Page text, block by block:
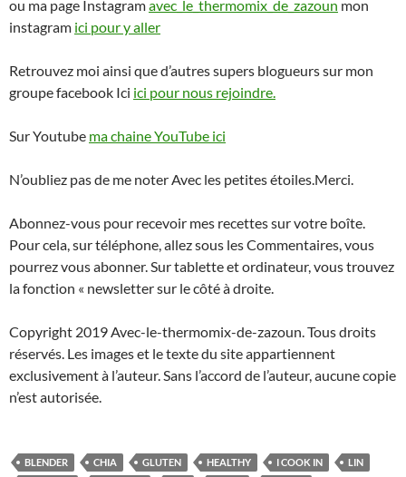
ou ma page Instagramavec_le_thermomix_de_zazoun mon
instagram ici pour y aller
Retrouvez moi ainsi que d’autres supers blogueurs sur mon
groupe facebook Ici ici pour nous rejoindre.
Sur Youtube ma chaine YouTube ici
N’oubliez pas de me noter Avec les petites étoiles.Merci.
Abonnez-vous pour recevoir mes recettes sur votre boîte.
Pour cela, sur téléphone, allez sous les Commentaires, vous
pourrez vous abonner. Sur tablette et ordinateur, vous trouvez
la fonction « newsletter sur le côté à droite.
Copyright 2019 Avec-le-thermomix-de-zazoun. Tous droits
réservés. Les images et le texte du site appartiennent
exclusivement à l’auteur. Sans l’accord de l’auteur, aucune copie
n’est autorisée.
BLENDER CHIA GLUTEN HEALTHY I COOK IN
LIN